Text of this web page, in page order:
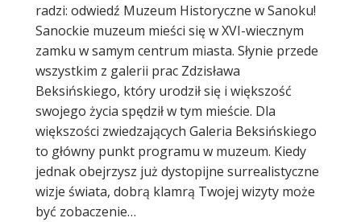
radzi: odwiedź Muzeum Historyczne w Sanoku!
Sanockie muzeum mieści się w XVI-wiecznym
zamku w samym centrum miasta. Słynie przede
wszystkim z galerii prac Zdzisława
Beksińskiego, który urodził się i większość
swojego życia spędził w tym mieście. Dla
większości zwiedzających Galeria Beksińskiego
to główny punkt programu w muzeum. Kiedy
jednak obejrzysz już dystopijne surrealistyczne
wizje świata, dobrą klamrą Twojej wizyty może
być zobaczenie…